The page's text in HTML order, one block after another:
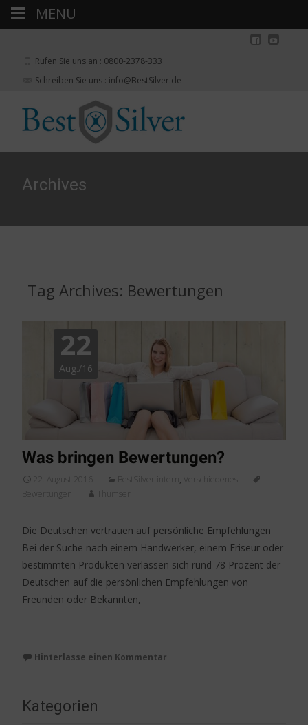
Rufen Sie uns an : 0800-2378-333
Schreiben Sie uns : info@BestSilver.de
Archives
Tag Archives: Bewertungen
22
Aug./16
Was bringen Bewertungen?
22. August 2016 BestSilver intern , Verschiedenes
Bewertungen
Thumser
Die Deutschen vertrauen auf persönliche Empfehlungen
Bei der Suche nach einem Handwerker, einem Friseur oder
bestimmten Produkten verlassen sich rund 78 Prozent der
Deutschen auf die persönlichen Empfehlungen von
Freunden oder Bekannten,
Hinterlasse einen Kommentar
Kategorien
MENU